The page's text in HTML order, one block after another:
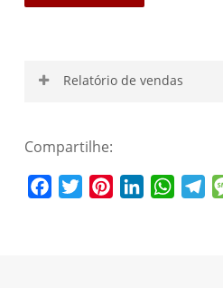
Relatório de vendas
Nome de usuário
Compartilhe:
FacebookTwitterPinterestLinkedIn